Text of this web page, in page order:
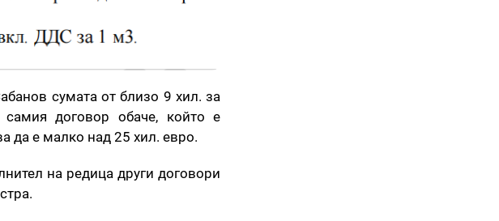
сумата от близо 9 хил. за
договор обаче, който е
да е малко над 25 хил. евро.
на редица други договори